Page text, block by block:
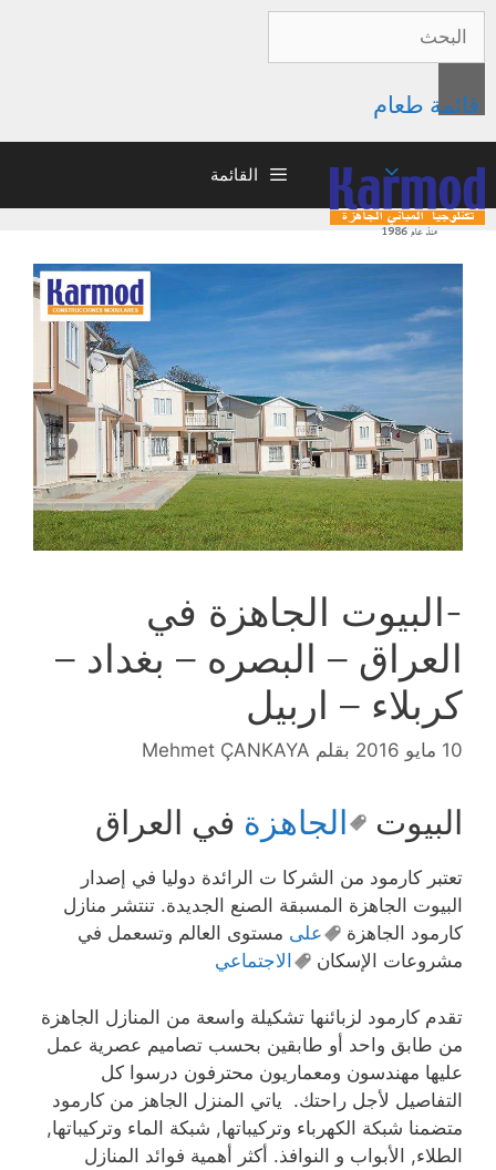
قائمة طعام
القائمة
-البيوت الجاهزة في
العراق – البصره – بغداد –
كربلاء – اربيل
10 مايو 2016 بقلم Mehmet ÇANKAYA
البيوت الجاهزةفي العراق
تعتبر كارمود من الشركا ت الرائدة دوليا في إصدار
البيوت الجاهزة المسبقة الصنع الجديدة. تنتشر منازل
كارمود الجاهزة
على مستوى العالم وتسعمل في
مشروعات الإسكان
الاجتماعي
تقدم كارمود لزبائنها تشكيلة واسعة من المنازل الجاهزة
من طابق واحد أو طابقين بحسب تصاميم عصرية عمل
عليها مهندسون ومعماريون محترفون درسوا كل
التفاصيل لأجل راحتك. ياتي المنزل الجاهز من كارمود
متضمنا شبكة الكهرباء وتركيباتها, شبكة الماء وتركيباتها,
الطلاء, الأبواب و النوافذ. أكثر أهمية فوائد المنازل